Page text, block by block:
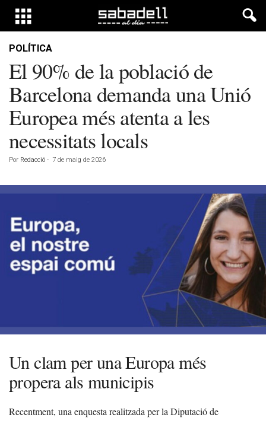
POLÍTICA
El 90% de la població de
Barcelona demanda una Unió
Europea més atenta a les
necessitats locals
Por Redacció - 7 de maig de 2026
Un clam per una Europa més
propera als municipis
Recentment, una enquesta realitzada per la Diputació de